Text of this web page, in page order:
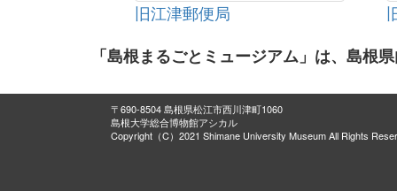
旧江津郵便局
「島根まるごとミュージアム」は、島根
〒690-8504 島根県松江市西川津町1060
島根大学総合博物館アシカル
Copyright（C）2021 Shimane University Museum All Rights